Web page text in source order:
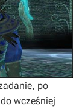
po
wcześniej